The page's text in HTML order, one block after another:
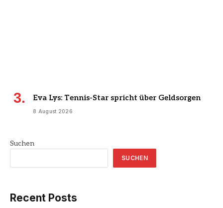
Eva Lys: Tennis-Star spricht über Geldsorgen
8 August 2026
Suchen
SUCHEN
Recent Posts